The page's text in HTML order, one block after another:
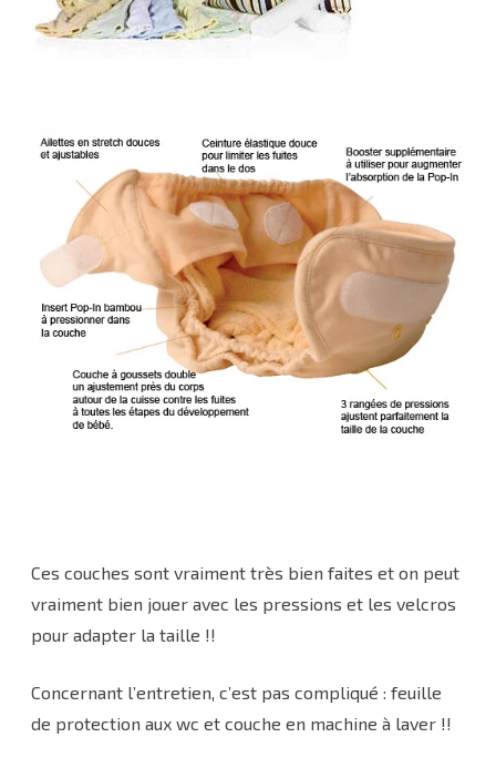
Ces couches sont vraiment très bien faites et on peut
vraiment bien jouer avec les pressions et les velcros
pour adapter la taille !!
Concernant l’entretien, c’est pas compliqué : feuille
de protection aux wc et couche en machine à laver !!